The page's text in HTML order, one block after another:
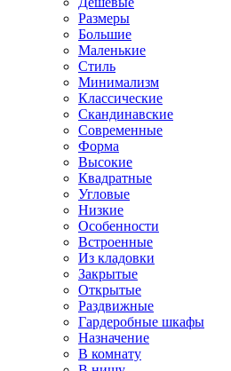
Размеры
Большие
Маленькие
Стиль
Минимализм
Классические
Скандинавские
Современные
Форма
Высокие
Квадратные
Угловые
Низкие
Особенности
Встроенные
Из кладовки
Закрытые
Открытые
Раздвижные
Гардеробные шкафы
Назначение
В комнату